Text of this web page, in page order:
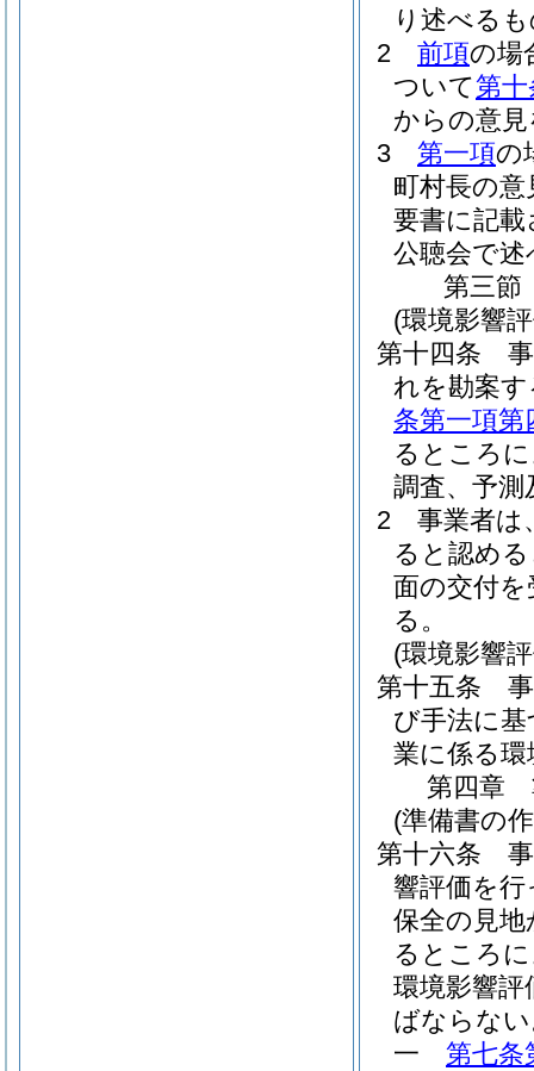
り述べる
2
前項の場
ついて第
からの意
3
第一項の
町村長の
要書に記
公聴会で
第三節
(環境影響
第十四条
れを勘案
条第一項第
るところ
調査、予
2
事業者は
ると認め
面の交付
る。
(環境影響
第十五条
び手法に
業に係る
第四章
(準備書の
第十六条
響評価を
保全の見
るところ
環境影響評
ばならな
一
第七条